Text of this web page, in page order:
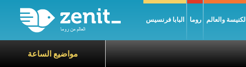
البابا فرنسيس روما الكنيسة والعالم
مواضيع الساعة